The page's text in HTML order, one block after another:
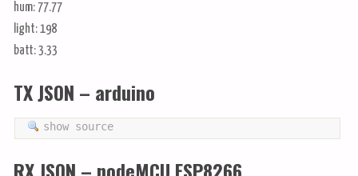
hum: 77.77
light: 198
batt: 3.33
TX JSON – arduino
show source